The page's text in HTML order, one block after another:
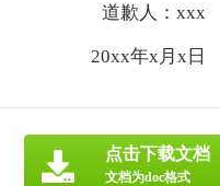
道歉人：xxx
20xx年x月x日
点击下载文档
文档为doc格式